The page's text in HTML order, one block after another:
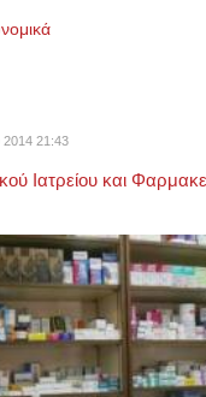
2014 21:43
Ιατρείου και